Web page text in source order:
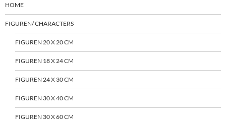
HOME
FIGUREN/ CHARACTERS
FIGUREN 20 X 20 CM
FIGUREN 18 X 24 CM
FIGUREN 24 X 30 CM
FIGUREN 30 X 40 CM
FIGUREN 30 X 60 CM